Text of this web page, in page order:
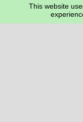
This website